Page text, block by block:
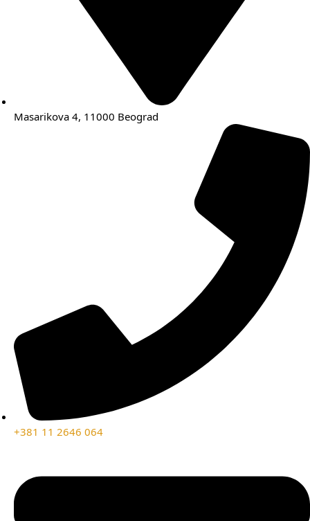
Masarikova 4, 11000 Beograd
+381 11 2646 064